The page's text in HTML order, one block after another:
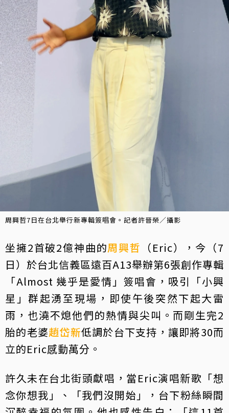
周興哲7日在台北舉行新專輯簽唱會。記者許晉榮／攝影
坐擁2首破2億神曲的周興哲 （Eric），今（7
日）於台北信義區遠百A13舉辦第6張創作專輯
「Almost 幾乎是愛情」簽唱會，吸引「小興
星」群起湧至現場，即使午後突然下起大雷
雨，也澆不熄他們的熱情與尖叫。而剛生完2
胎的老婆趙岱新低調於台下支持，讓即將30而
立的Eric感動萬分。
許久未在台北街頭獻唱，當Eric演唱新歌「想
念你想我」、「我們沒開始」，台下粉絲瞬間